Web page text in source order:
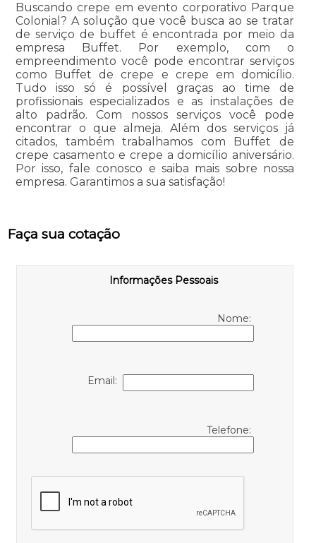
Buscando crepe em evento corporativo Parque
Colonial? A solução que você busca ao se tratar
de serviço de buffet é encontrada por meio da
empresa Buffet. Por exemplo, com o
empreendimento você pode encontrar serviços
como Buffet de crepe e crepe em domicílio.
Tudo isso só é possível graças ao time de
profissionais especializados e as instalações de
alto padrão. Com nossos serviços você pode
encontrar o que almeja. Além dos serviços já
citados, também trabalhamos com Buffet de
crepe casamento e crepe a domicílio aniversário.
Por isso, fale conosco e saiba mais sobre nossa
empresa. Garantimos a sua satisfação!
Faça sua cotação
Informações Pessoais
Nome:
Email:
Telefone: